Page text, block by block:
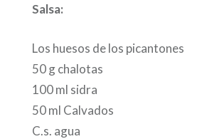
Salsa:
Los huesos de los picantones
50 g chalotas
100 ml sidra
50 ml Calvados
C.s. agua